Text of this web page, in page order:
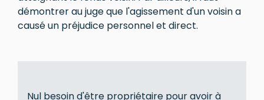
démontrer au juge que l'agissement d'un voisin a
causé un préjudice personnel et direct.
Nul besoin d'être propriétaire pour avoir à